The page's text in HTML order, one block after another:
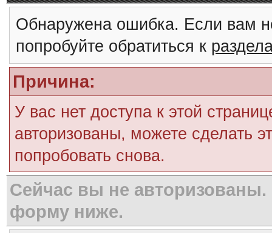
Обнаружена ошибка. Если вам
попробуйте обратиться к
Причина:
У вас нет доступа к этой
авторизованы, можете сделать
попробовать снова.
Сейчас вы не авторизованы.
форму ниже.